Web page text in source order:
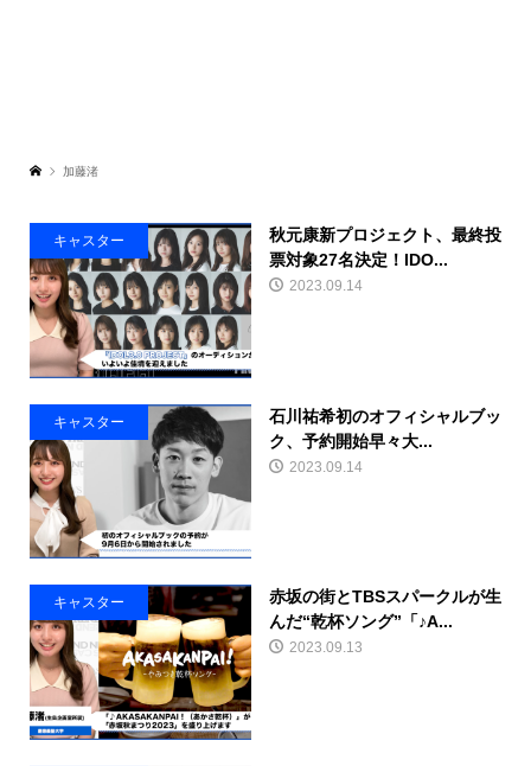
加藤渚
キャスター
秋元康新プロジェクト、最終投
票対象27名決定！IDO...
2023.09.14
キャスター
石川祐希初のオフィシャルブッ
ク、予約開始早々大...
2023.09.14
キャスター
赤坂の街とTBSスパークルが生
んだ“乾杯ソング”「♪A...
2023.09.13